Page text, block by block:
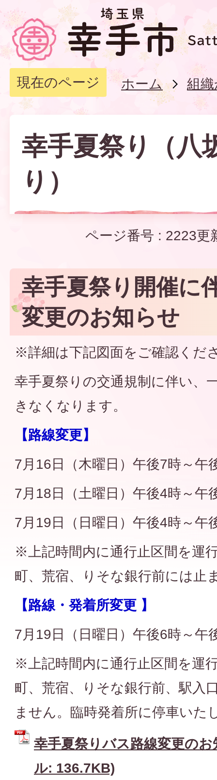
現在のページ ホーム 組
幸手夏祭り（八
り）
ページ番号 : 2223更
幸手夏祭り開催に
変更のお知らせ
※詳細は下記図面をご確認くだ
幸手夏祭りの交通規制に伴い、
きなくなります。
【路線変更】
7月16日（木曜日）午後7時～午
7月18日（土曜日）午後4時～午
7月19日（日曜日）午後4時～午
※上記時間内に通行止区間を運
町、荒宿、りそな銀行前には止
【路線・発着所変更 】
7月19日（日曜日）午後6時～午
※上記時間内に通行止区間を運
町、荒宿、りそな銀行前、駅入
ません。臨時発着所に停車いた
幸手夏祭りバス路線変更の
ル: 136.7KB)